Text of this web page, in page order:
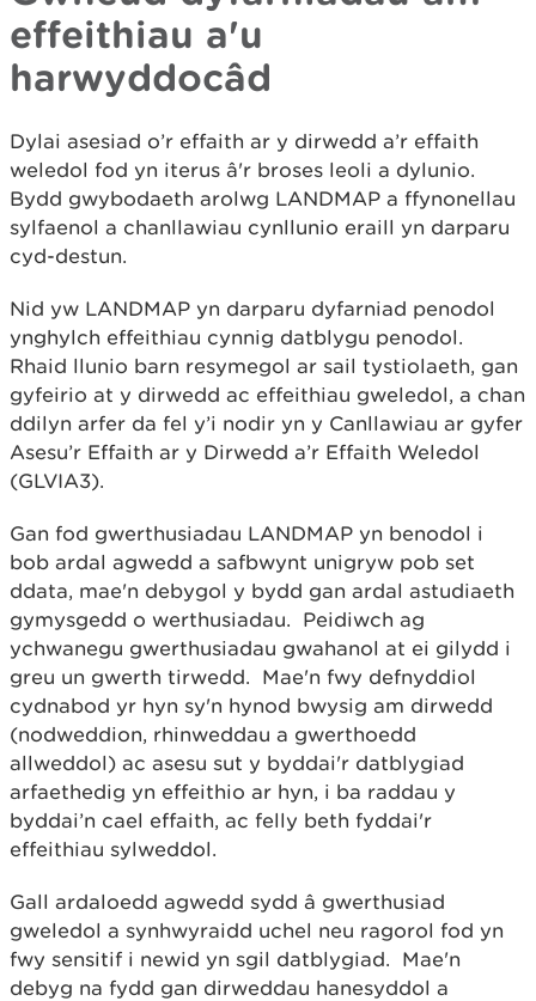
effeithiau a'u
harwyddocâd
Dylai asesiad o’r effaith ar y dirwedd a’r effaith
weledol fod yn iterus â'r broses leoli a dylunio.
Bydd gwybodaeth arolwg LANDMAP a ffynonellau
sylfaenol a chanllawiau cynllunio eraill yn darparu
cyd-destun.
Nid yw LANDMAP yn darparu dyfarniad penodol
ynghylch effeithiau cynnig datblygu penodol.
Rhaid llunio barn resymegol ar sail tystiolaeth, gan
gyfeirio at y dirwedd ac effeithiau gweledol, a chan
ddilyn arfer da fel y’i nodir yn y Canllawiau ar gyfer
Asesu’r Effaith ar y Dirwedd a’r Effaith Weledol
(GLVIA3).
Gan fod gwerthusiadau LANDMAP yn benodol i
bob ardal agwedd a safbwynt unigryw pob set
ddata, mae'n debygol y bydd gan ardal astudiaeth
gymysgedd o werthusiadau. Peidiwch ag
ychwanegu gwerthusiadau gwahanol at ei gilydd i
greu un gwerth tirwedd. Mae'n fwy defnyddiol
cydnabod yr hyn sy'n hynod bwysig am dirwedd
(nodweddion, rhinweddau a gwerthoedd
allweddol) ac asesu sut y byddai'r datblygiad
arfaethedig yn effeithio ar hyn, i ba raddau y
byddai’n cael effaith, ac felly beth fyddai'r
effeithiau sylweddol.
Gall ardaloedd agwedd sydd â gwerthusiad
gweledol a synhwyraidd uchel neu ragorol fod yn
fwy sensitif i newid yn sgil datblygiad. Mae'n
debyg na fydd gan dirweddau hanesyddol a